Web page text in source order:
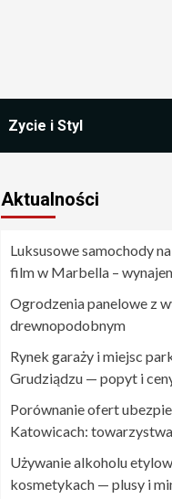
Zycie i Styl
Aktualności
Luksusowe samochody
film w Marbella –
Ogrodzenia panelowe z
drewnopodobnym
Rynek garaży i miejsc
Grudziądzu — popyt i
Porównanie ofert
Katowicach:
Używanie alkoholu
kosmetykach — plusy i